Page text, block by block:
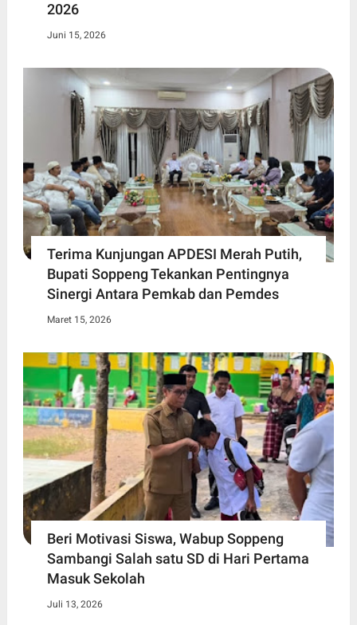
2026
Juni 15, 2026
Terima Kunjungan APDESI Merah Putih,
Bupati Soppeng Tekankan Pentingnya
Sinergi Antara Pemkab dan Pemdes
Maret 15, 2026
Beri Motivasi Siswa, Wabup Soppeng
Sambangi Salah satu SD di Hari Pertama
Masuk Sekolah
Juli 13, 2026